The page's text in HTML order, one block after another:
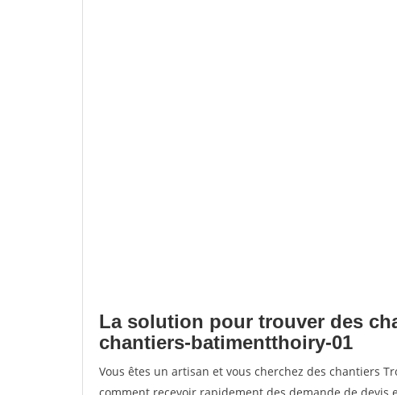
La solution pour trouver des
chantiers-batimentthoiry-01
Vous êtes un artisan et vous cherchez des chantiers